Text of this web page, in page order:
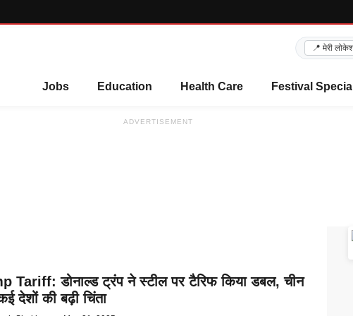
Jobs Education Health Care Festival Special
ADVERTISEMENT
Tariff: डोनाल्ड ट्रंप ने स्टील पर टैरिफ किया डबल, चीन
देशों की बढ़ी चिंता